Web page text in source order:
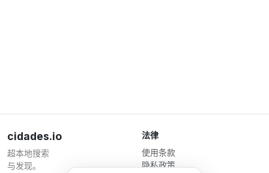
cidades.io
超本地搜索
与发现。
法律
使用条款
隐私政策